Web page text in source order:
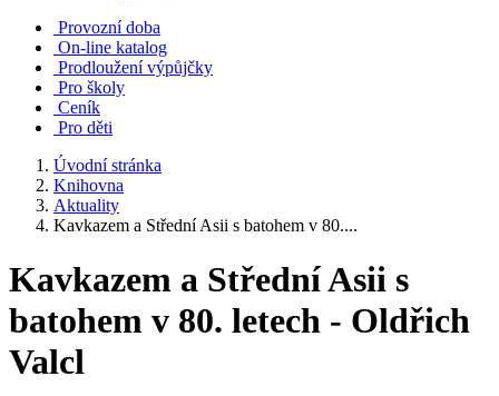
Provozní doba
On-line katalog
Prodloužení výpůjčky
Pro školy
Ceník
Pro děti
Úvodní stránka
Knihovna
Aktuality
Kavkazem a Střední Asii s batohem v 80....
Kavkazem a Střední Asii s
batohem v 80. letech - Oldřich
Valcl